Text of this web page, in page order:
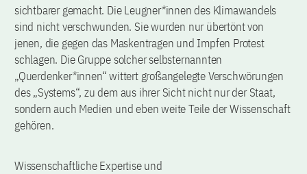
sichtbarer gemacht. Die Leugner*innen des Klimawandels
sind nicht verschwunden. Sie wurden nur übertönt von
jenen, die gegen das Maskentragen und Impfen Protest
schlagen. Die Gruppe solcher selbsternannten
„Querdenker*innen“ wittert großangelegte Verschwörungen
des „Systems“, zu dem aus ihrer Sicht nicht nur der Staat,
sondern auch Medien und eben weite Teile der Wissenschaft
gehören.
Wissenschaftliche Expertise und